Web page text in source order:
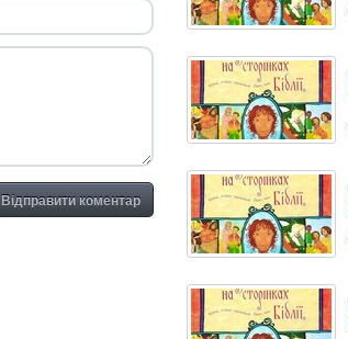
Відправити коментар